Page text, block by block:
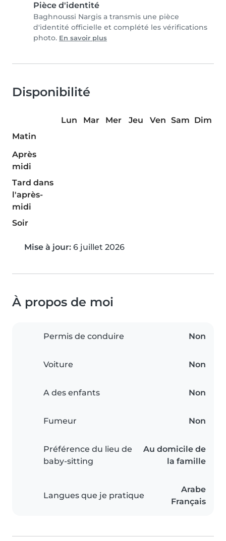
Pièce d'identité
Baghnoussi Nargis a transmis une pièce
d'identité officielle et complété les vérifications
photo. En savoir plus
Disponibilité
Lun Mar Mer Jeu Ven Sam Dim
Matin
Après
midi
Tard dans
l'après-
midi
Soir
Mise à jour: 6 juillet 2026
À propos de moi
Permis de conduire Non
Voiture Non
A des enfants Non
Fumeur Non
Préférence du lieu de
baby-sitting
Au domicile de
la famille
Langues que je pratique
Arabe
Français